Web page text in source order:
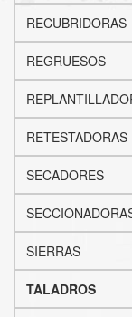
RECUBRIDORAS
REGRUESOS
RETESTADORAS
SECADORES
SIERRAS
TALADROS